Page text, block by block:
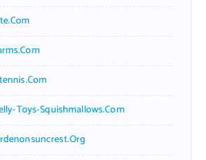
Toys-Squishmallows.com